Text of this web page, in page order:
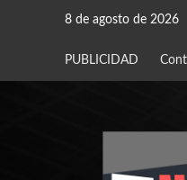
8 de agosto de 2026
PUBLICIDAD